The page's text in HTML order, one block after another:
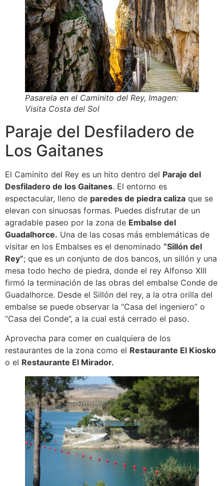
Pasarela en el Caminito del Rey, Imagen:
Visita Costa del Sol
Paraje del Desfiladero de
Los Gaitanes
El Caminito del Rey es un hito dentro del Paraje del
Desfiladero de los Gaitanes. El entorno es
espectacular, lleno de paredes de piedra caliza que se
elevan con sinuosas formas. Puedes disfrutar de un
agradable paseo por la zona de Embalse del
Guadalhorce. Una de las cosas más emblemáticas de
visitar en los Embalses es el denominado “Sillón del
Rey”; que es un conjunto de dos bancos, un sillón y una
mesa todo hecho de piedra, donde el rey Alfonso XIII
firmó la terminación de las obras del embalse Conde de
Guadalhorce. Desde el Sillón del rey, a la otra orilla del
embalse se puede observar la “Casa del ingeniero” o
“Casa del Conde”, a la cual está cerrado el paso.
Aprovecha para comer en cualquiera de los
restaurantes de la zona como el Restaurante El Kiosko
o el Restaurante El Mirador.